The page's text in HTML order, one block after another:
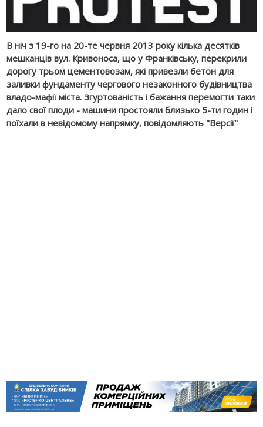
В ніч з 19-го на 20-те червня 2013 року кілька десятків
мешканців вул. Кривоноса, що у Франківську, перекрили
дорогу трьом цементовозам, які привезли бетон для
заливки фундаменту чергового незаконного будівництва
владо-мафії міста. Згуртованість і бажання перемогти таки
дало свої плоди - машини простояли близько 5-ти годин і
поїхали в невідомому напрямку, повідомляють "Версії"